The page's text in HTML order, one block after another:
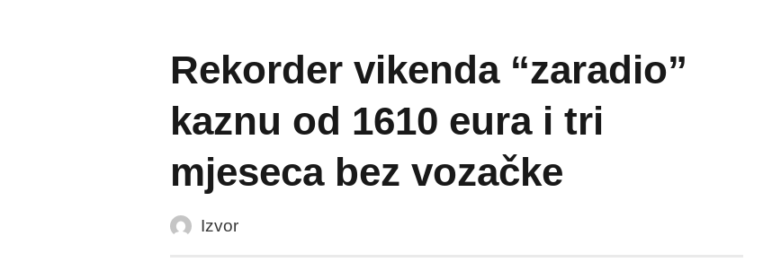
Rekorder vikenda “zaradio”
kaznu od 1610 eura i tri
mjeseca bez vozačke
Izvor